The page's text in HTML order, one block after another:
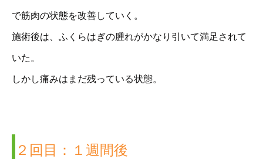
で筋肉の状態を改善していく。
施術後は、ふくらはぎの腫れがかなり引いて満足されて
いた。
しかし痛みはまだ残っている状態。
２回目：１週間後